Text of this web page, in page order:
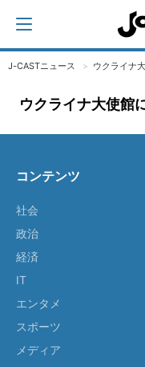
J-CASTニュース ウクライナ
ウクライナ大使館
コンテンツ
社会
政治
経済
IT
エンタメ
スポーツ
メディア